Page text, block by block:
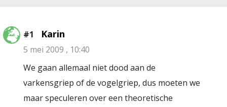
#1 Karin
5 mei 2009 , 10:40
We gaan allemaal niet dood aan de
varkensgriep of de vogelgriep, dus moeten we
maar speculeren over een theoretische